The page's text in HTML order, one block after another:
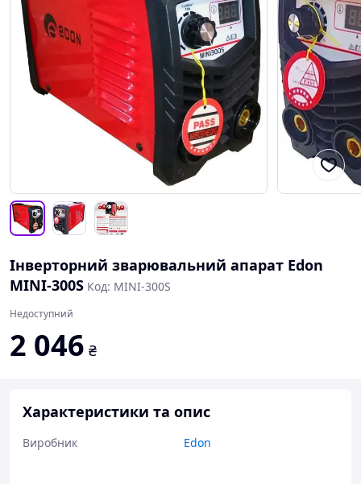
Інверторний зварювальний апарат Edon
MINI-300S Код: MINI-300S
Недоступний
2 046 ₴
Характеристики та опис
Виробник Edon